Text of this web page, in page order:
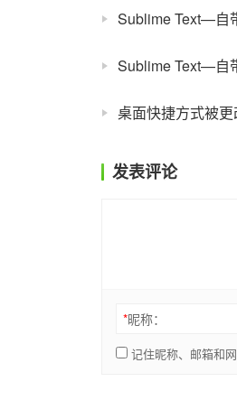
Sublime Text—自
Sublime Text—自
桌面快捷方式被
发表评论
*昵称：
记住昵称、邮箱和